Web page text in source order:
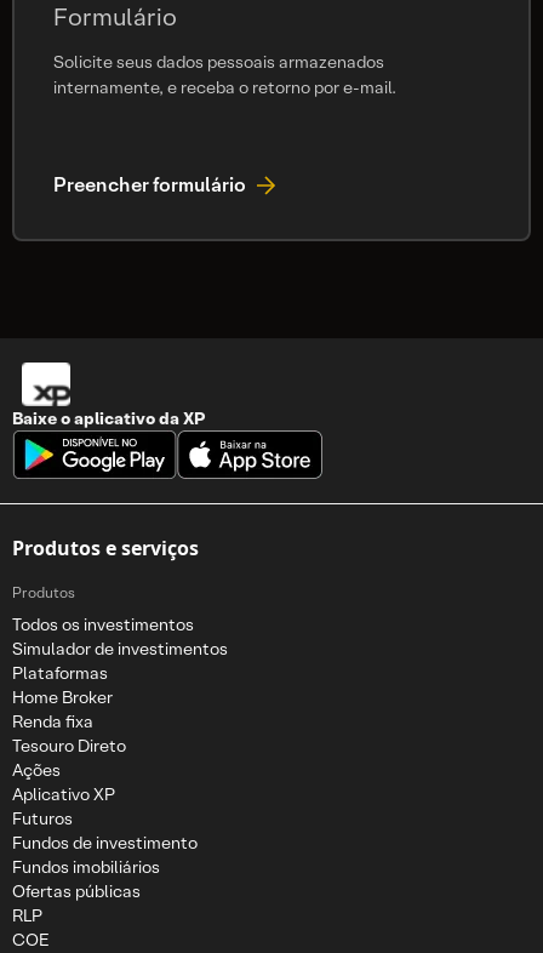
Formulário
Solicite seus dados pessoais armazenados
internamente, e receba o retorno por e-mail.
Preencher formulário
Baixe o aplicativo daXP
Produtos e serviços
Produtos
Todos os investimentos
Simulador de investimentos
Plataformas
Home Broker
Renda fixa
Tesouro Direto
Ações
Aplicativo XP
Futuros
Fundos de investimento
Fundos imobiliários
Ofertas públicas
RLP
COE